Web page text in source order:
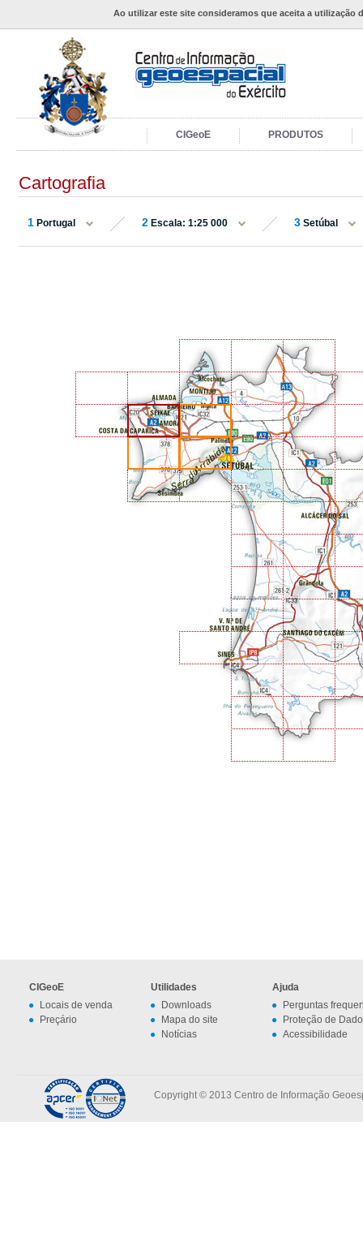
Ao utilizar este site consideramos que aceita a utilização
CIGeoE PRODUTOS
Cartografia
1 Portugal 2 Escala: 1:25 000 3 Setúbal
CIGeoE
Locais de venda
Preçário
Utilidades
Downloads
Mapa do site
Notícias
Ajuda
Perguntas
Proteção de
Acessibilidade
Copyright © 2013 Centro de Informação